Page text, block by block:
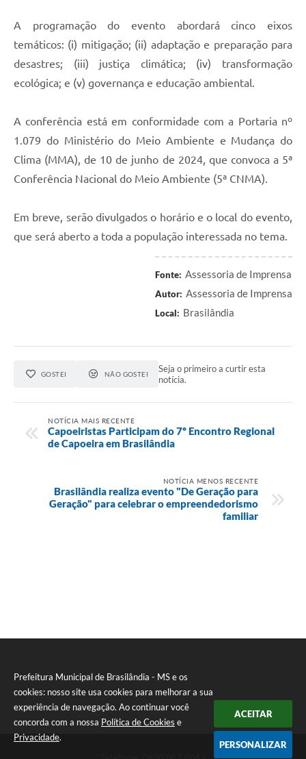
Prefeitura Municipal de Brasilândia - MS e os
cookies: nosso site usa cookies para melhorar a sua
experiência de navegação. Ao continuar você
concorda com a nossa Política de Cookies e
Privacidade.
ACEITAR
PERSONALIZAR
A programação do evento abordará cinco eixos
temáticos: (i) mitigação; (ii) adaptação e preparação para
desastres; (iii) justiça climática; (iv) transformação
ecológica; e (v) governança e educação ambiental.
A conferência está em conformidade com a Portaria nº
1.079 do Ministério do Meio Ambiente e Mudança do
Clima (MMA), de 10 de junho de 2024, que convoca a 5ª
Conferência Nacional do Meio Ambiente (5ª CNMA).
Em breve, serão divulgados o horário e o local do evento,
que será aberto a toda a população interessada no tema.
Fonte: Assessoria de Imprensa
Autor: Assessoria de Imprensa
Local: Brasilândia
GOSTEI NÃO GOSTEI
Seja o primeiro a curtir esta
notícia.
NOTÍCIA MAIS RECENTE
Capoeiristas Participam do 7º Encontro Regional
de Capoeira em Brasilândia
NOTÍCIA MENOS RECENTE
Brasilândia realiza evento "De Geração para
Geração" para celebrar o empreendedorismo
familiar